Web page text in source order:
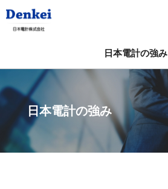
数字で見る日本電計
日本電計の市場と事業
日本電計の業績
Global Home
日本電計の強み
日本電計の強み